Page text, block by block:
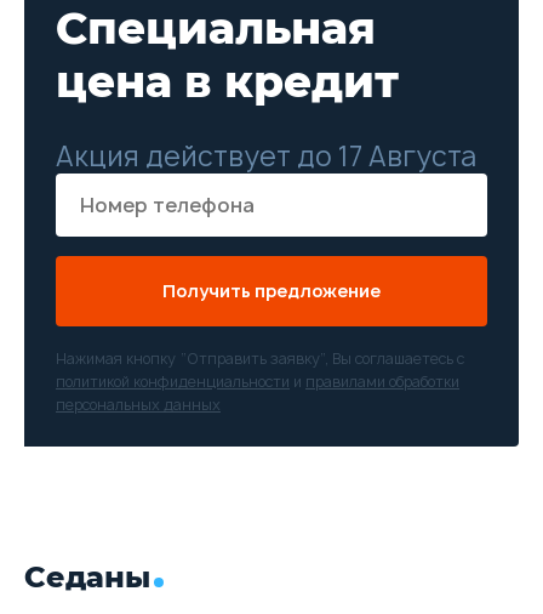
Специальная
цена в кредит
Акция действует до 17 Августа
Получить предложение
Нажимая кнопку “Отправить заявку”, Вы соглашаетесь с
политикой конфиденциальности и правилами обработки
персональных данных
Седаны